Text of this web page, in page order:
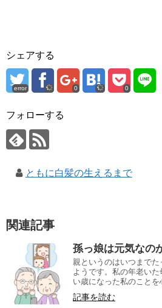
シェアする
error 0 0
フォローする
ともに白髪の生えるまで
関連記事
孫っ娘は元気なの
親というのはいつまで
ようです。私の年老い
い歳になった私のこと
記事を読む